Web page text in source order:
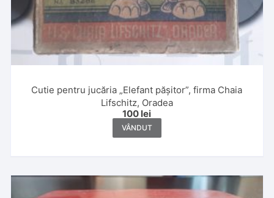
Cutie pentru jucăria „Elefant pășitor”, firma Chaia
Lifschitz, Oradea
100 lei
VÂNDUT